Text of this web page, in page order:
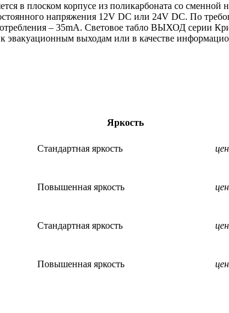
плоском корпусе из поликарбоната со сменной
напряжения 12V DC или 24V DC. По
– 35mA. Световое табло ВЫХОД серии
эвакуационным выходам или в качестве
Яркость
Стандартная яркость
Повышенная яркость
Стандартная яркость
Повышенная яркость